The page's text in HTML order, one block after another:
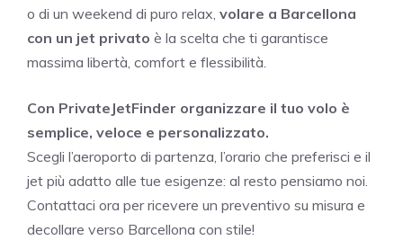
o di un weekend di puro relax, volare a Barcellona
con un jet privato è la scelta che ti garantisce
massima libertà, comfort e flessibilità.
Con PrivateJetFinder organizzare il tuo volo è
semplice, veloce e personalizzato.
Scegli l’aeroporto di partenza, l’orario che preferisci e il
jet più adatto alle tue esigenze: al resto pensiamo noi.
Contattaci ora per ricevere un preventivo su misura e
decollare verso Barcellona con stile!